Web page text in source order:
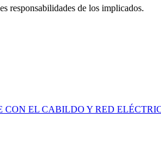
responsabilidades de los implicados.
EL CABILDO Y RED